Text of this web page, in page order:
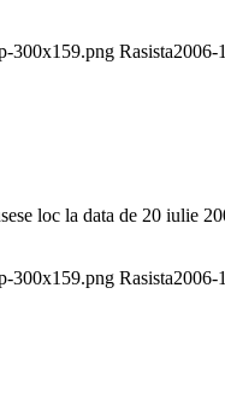
300x159.png Rasista2006-
loc la data de 20 iulie
300x159.png Rasista2006-